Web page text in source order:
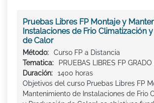
Pruebas Libres FP Montaje y
Instalaciones de Frio Climatización
de Calor
Método:
Curso FP a Distancia
Tematica:
PRUEBAS LIBRES FP GRADO
Duración:
1400 horas
Objetivos del curso Pruebas Libres FP
Mantenimiento de Instalaciones de Frio